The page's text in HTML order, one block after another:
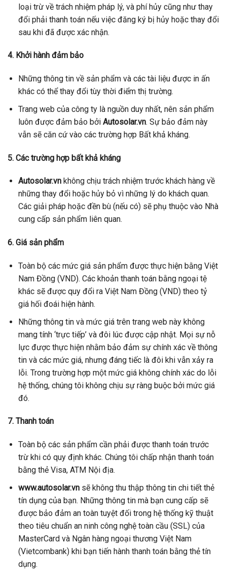
loại trừ về trách nhiệm pháp lý, và phí hủy cũng như thay
đổi phải thanh toán nếu việc đăng ký bị hủy hoặc thay đổi
sau khi đã được xác nhận.
4. Khởi hành đảm bảo
Những thông tin về sản phẩm và các tài liệu được in ấn
khác có thể thay đổi tùy thời điểm thị trường.
Trang web của công ty là nguồn duy nhất, nên sản phẩm
luôn được đảm bảo bởi Autosolar.vn. Sự bảo đảm này
vẫn sẽ căn cứ vào các trường hợp Bất khả kháng.
5. Các trường hợp bất khả kháng
Autosolar.vn không chịu trách nhiệm trước khách hàng về
những thay đổi hoặc hủy bỏ vì những lý do khách quan.
Các giải pháp hoặc đền bù (nếu có) sẽ phụ thuộc vào Nhà
cung cấp sản phẩm liên quan.
6. Giá sản phẩm
Toàn bộ các mức giá sản phẩm được thực hiện bằng Việt
Nam Đồng (VND). Các khoản thanh toán bằng ngoại tệ
khác sẽ được quy đổi ra Việt Nam Đồng (VND) theo tỷ
giá hối đoái hiện hành.
Những thông tin và mức giá trên trang web này không
mang tính ‘trực tiếp’ và đôi lúc được cập nhật. Mọi sự nỗ
lực được thực hiện nhằm bảo đảm sự chính xác về thông
tin và các mức giá, nhưng đáng tiếc là đôi khi vẫn xảy ra
lỗi. Trong trường hợp một mức giá không chính xác do lỗi
hệ thống, chúng tôi không chịu sự ràng buộc bởi mức giá
đó.
7. Thanh toán
Toàn bộ các sản phẩm cần phải được thanh toán trước
trừ khi có quy định khác. Chúng tôi chấp nhận thanh toán
bằng thẻ Visa, ATM Nội địa.
www.autosolar.vn sẽ không thu thập thông tin chi tiết thẻ
tín dụng của bạn. Những thông tin mà bạn cung cấp sẽ
được bảo đảm an toàn tuyệt đối trong hệ thống kỹ thuật
theo tiêu chuẩn an ninh công nghệ toàn cầu (SSL) của
MasterCard và Ngân hàng ngoại thương Việt Nam
(Vietcombank) khi bạn tiến hành thanh toán bằng thẻ tín
dụng.